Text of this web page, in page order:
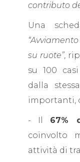
contributo
Una
su ruote”,
su 100
dalla
importanti,
- Il 67%
coinvolto
attività di